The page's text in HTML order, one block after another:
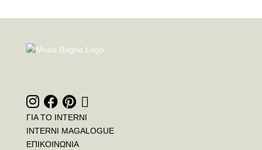
ΓΙΑ ΤΟ INTERNI
INTERNI MAGALOGUE
ΕΠΙΚΟΙΝΩΝΙΑ